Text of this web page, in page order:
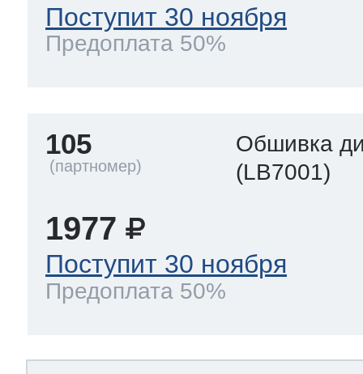
Поступит 30 ноября
Предоплата 50%
105
Обшивка
(LB7001)
1977
Поступит 30 ноября
Предоплата 50%